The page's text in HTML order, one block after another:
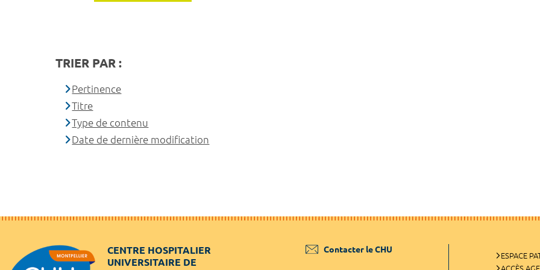
TRIER PAR :
Pertinence
Titre
Type de contenu
Date de dernière modification
CENTRE HOSPITALIER
UNIVERSITAIRE DE
Contacter le CHU
ESPACE
ACCÈS